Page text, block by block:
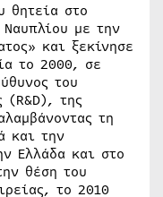
θητεία στο
με την
και ξεκίνησε
το 2000, σε
του
(R&D), της
τη
και την
Ελλάδα και στο
θέση του
το 2010